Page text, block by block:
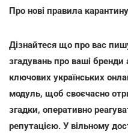
Про нові правила
Дізнайтеся що про вас
згадувань про ваші
ключових українських
модуль, щоб своєчасно
згадки, оперативно
репутацією. У вільному